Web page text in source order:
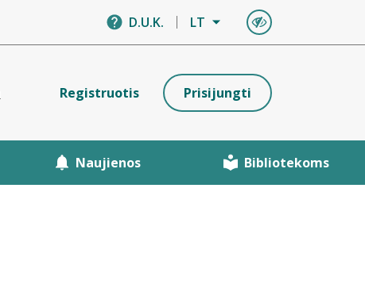
D.U.K. LT
Registruotis Prisijungti
Naujienos Bibliotekoms